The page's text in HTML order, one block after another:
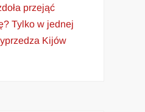
przejąć
Tylko w jednej
Kijów